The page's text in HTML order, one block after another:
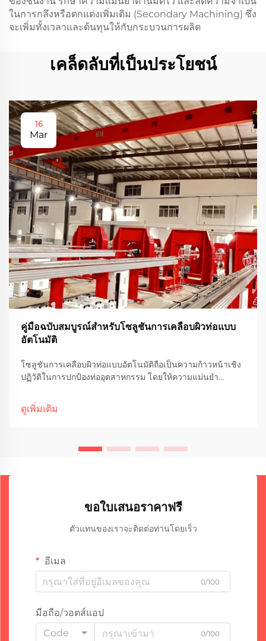
ในการกลึงหรือตกแต่งเพิ่มเติม (Secondary Machining) ซึ่ง
จะเพิ่มทั้งเวลาและต้นทุนให้กับกระบวนการผลิต
เคล็ดลับที่เป็นประโยชน์
16
Mar
คู่มือฉบับสมบูรณ์สำหรับโซลูชันการเคลือบผิวท่อแบบ
อัตโนมัติ
โซลูชันการเคลือบผิวท่อแบบอัตโนมัติถือเป็นความก้าวหน้าเชิง
ปฏิวัติในการปกป้องท่ออุตสาหกรรม โดยให้ความแม่นยำ
ทำด้วยมืออย่างชัดเจน คู่มือโดยละเอียดนี้จะสำรวจประเด็น
สำคัญ...
ดูเพิ่มเติม
ขอใบเสนอราคาฟรี
ตัวแทนของเราจะติดต่อท่านโดยเร็ว
อีเมล
0/100
มือถือ/วอตส์แอป
Code
0/100